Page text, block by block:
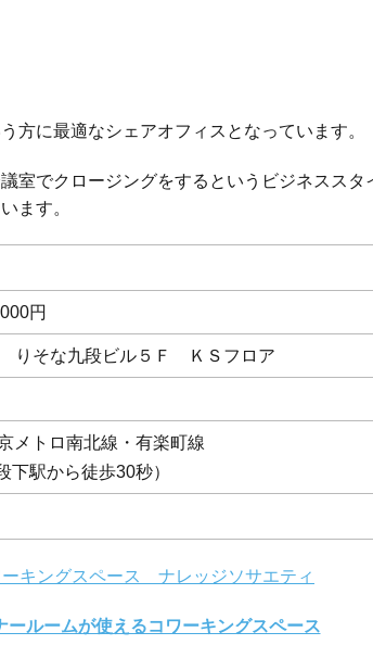
方に最適なシェアオフィスとなっています。
室でクロージングをするというビジネススタ
ます。
円
りそな九段ビル５Ｆ ＫＳフロア
メトロ南北線・有楽町線
下駅から徒歩30秒）
キングスペース ナレッジソサエティ
ールームが使えるコワーキングスペース